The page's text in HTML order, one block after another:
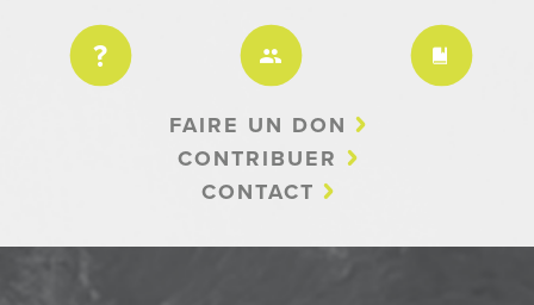
FAIRE UN DON
CONTRIBUER
CONTACT